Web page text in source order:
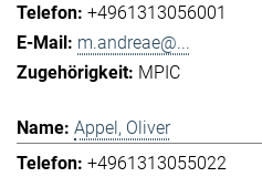
+4961313056001
m.andreae@...
MPIC
Appel, Oliver
+4961313055022